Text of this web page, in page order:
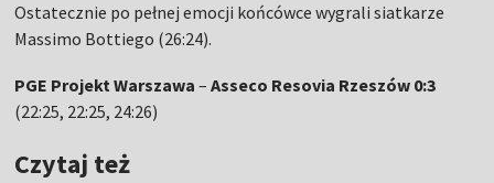
Ostatecznie po pełnej emocji końcówce wygrali siatkarze
Massimo Bottiego (26:24).
PGE Projekt Warszawa–Asseco Resovia Rzeszów 0:3
(22:25, 22:25, 24:26)
Czytaj też